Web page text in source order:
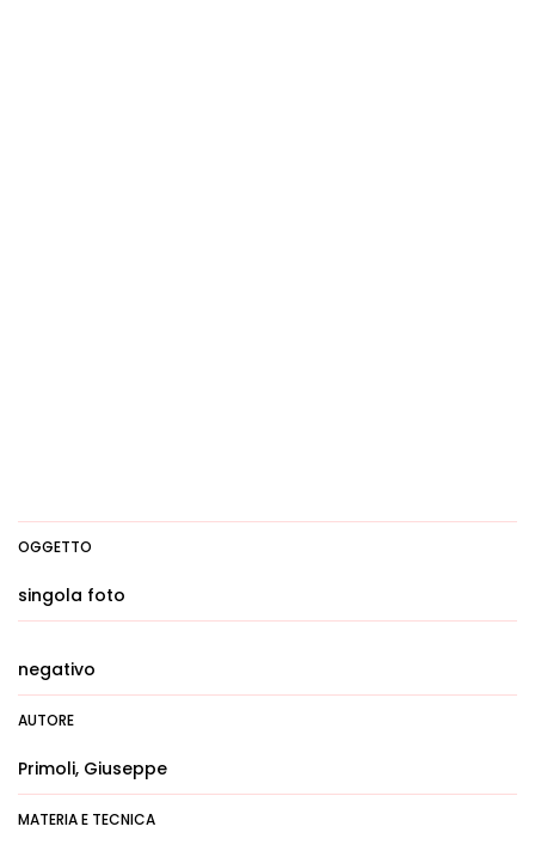
OGGETTO
singola foto
negativo
AUTORE
Primoli, Giuseppe
MATERIA E TECNICA